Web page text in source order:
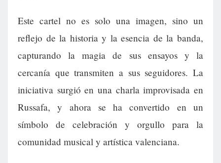
Este cartel no es solo una imagen, sino un
reflejo de la historia y la esencia de la banda,
capturando la magia de sus ensayos y la
cercanía que transmiten a sus seguidores. La
iniciativa surgió en una charla improvisada en
Russafa, y ahora se ha convertido en un
símbolo de celebración y orgullo para la
comunidad musical y artística valenciana.